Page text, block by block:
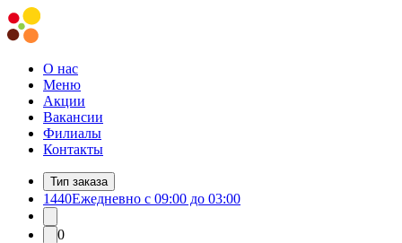
О нас
Меню
Акции
Вакансии
Филиалы
Контакты
Тип заказа
1440Ежедневно с 09:00 до 03:00
0